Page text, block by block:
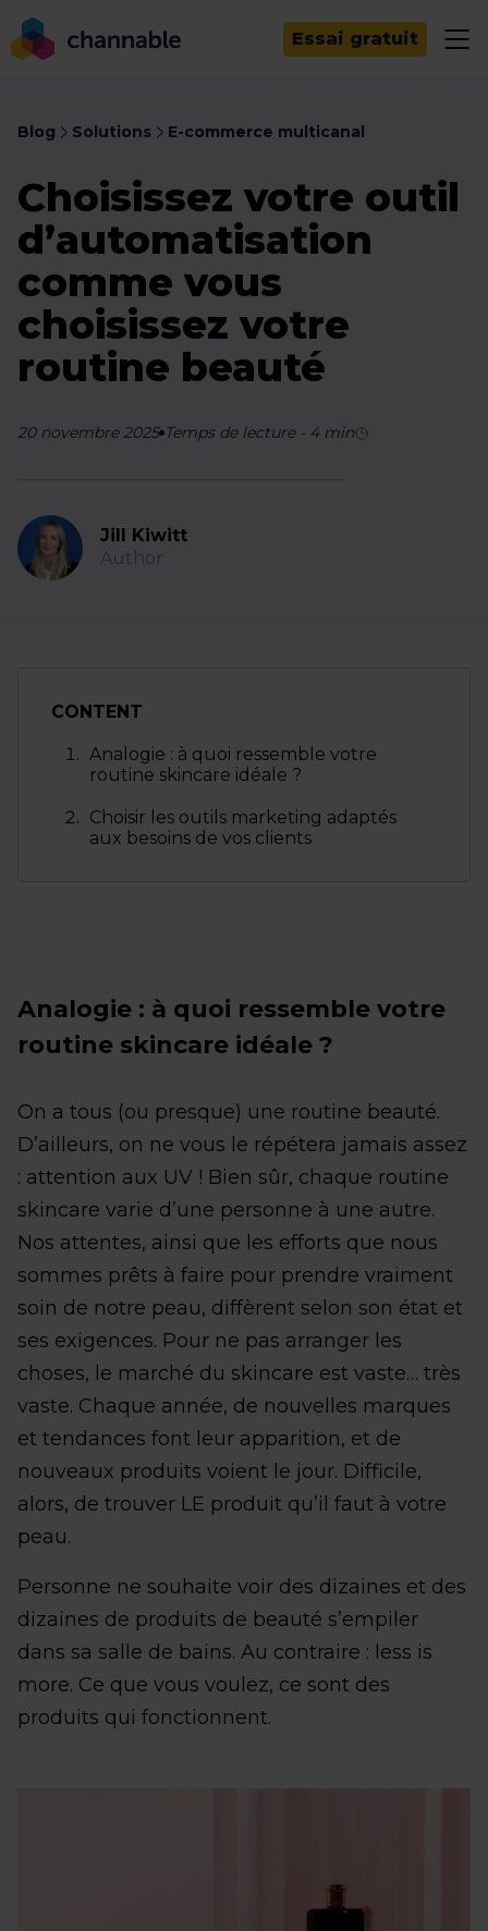
Essai gratuit
Blog Solutions E-commerce multicanal
Choisissez votre outil
d’automatisation
comme vous
choisissez votre
routine beauté
20 novembre 2025 Temps de lecture- 4 min
Jill Kiwitt
Author
CONTENT
Analogie : à quoi ressemble votre
routine skincare idéale ?
Choisir les outils marketing adaptés
aux besoins de vos clients
Analogie : à quoi ressemble votre
routine skincare idéale ?
On a tous (ou presque) une routine beauté.
D’ailleurs, on ne vous le répétera jamais assez
: attention aux UV ! Bien sûr, chaque routine
skincare varie d’une personne à une autre.
Nos attentes, ainsi que les efforts que nous
sommes prêts à faire pour prendre vraiment
soin de notre peau, diffèrent selon son état et
ses exigences. Pour ne pas arranger les
choses, le marché du skincare est vaste… très
vaste. Chaque année, de nouvelles marques
et tendances font leur apparition, et de
nouveaux produits voient le jour. Difficile,
alors, de trouver LE produit qu’il faut à votre
peau.
Personne ne souhaite voir des dizaines et des
dizaines de produits de beauté s’empiler
dans sa salle de bains. Au contraire : less is
more. Ce que vous voulez, ce sont des
produits qui fonctionnent.